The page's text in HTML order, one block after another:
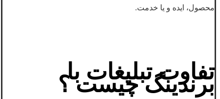
محصول، ایده و یا خدمت.
تفاوت تبلیغات با
برندینگ چیست؟